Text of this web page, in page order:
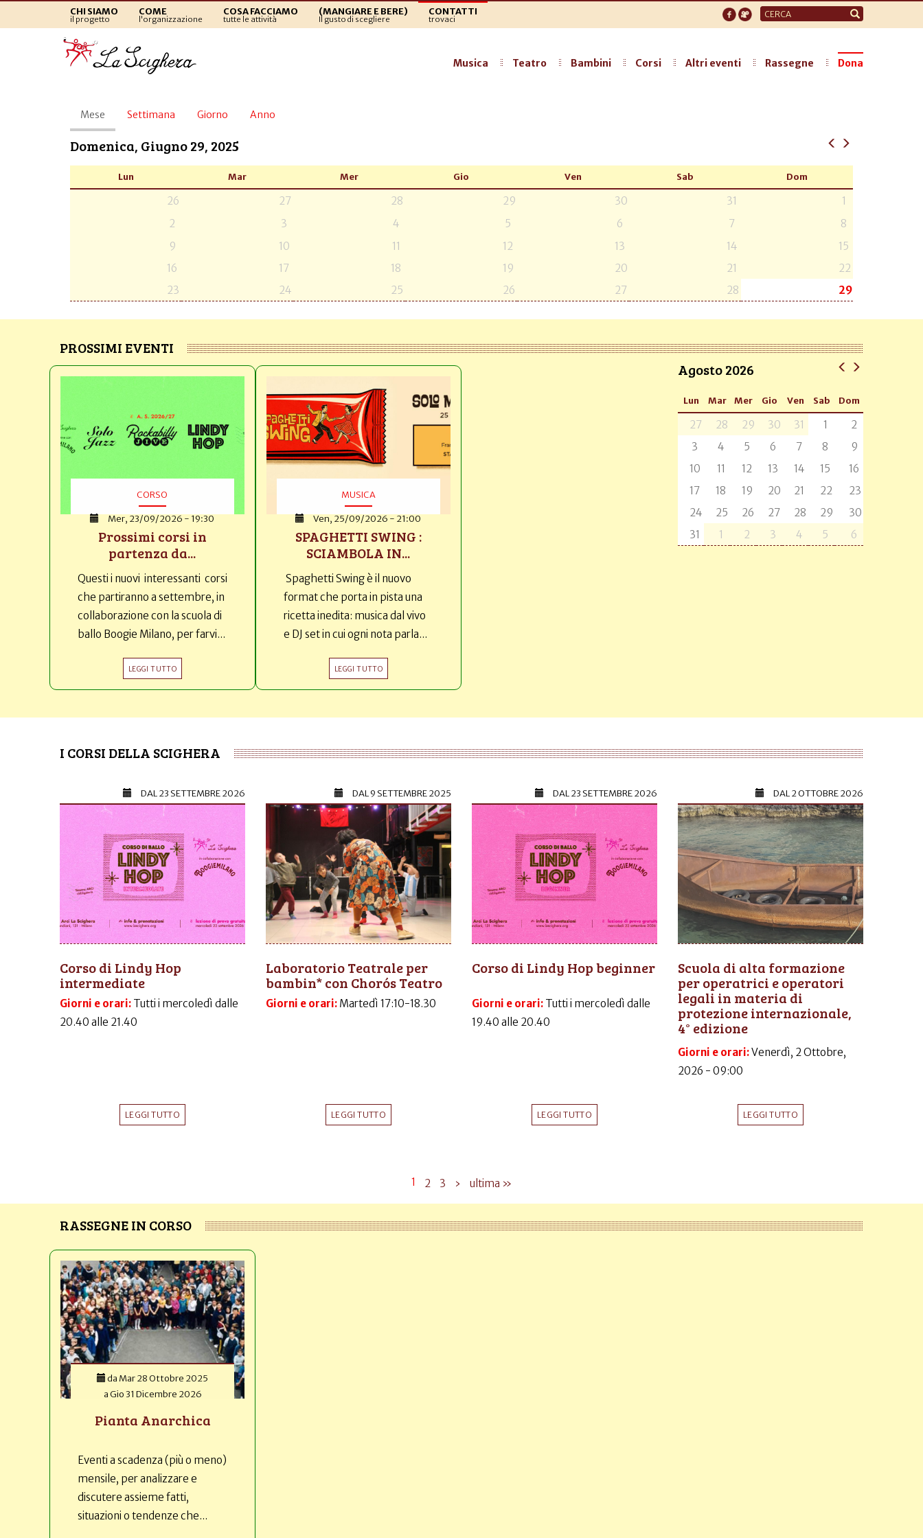
CHI SIAMO
il progetto
COME
l'organizzazione
COSA FACCIAMO
tutte le attività
(MANGIARE E BERE)
Il gusto di scegliere
CONTATTI
trovaci
Form
di
Musica Teatro Bambini Corsi Altri eventi Rassegne Dona
Schede
primarie
Mese (scheda
attiva)
Settimana Giorno Anno
Domenica, Giugno 29, 2025
Lun Mar Mer Gio Ven Sab Dom
26 27 28 29 30 31
1
2
3 4 5 6 7
8
9
10 11 12 13 14
15
16
17 18 19 20 21
22
23
24 25 26 27 28 29
PROSSIMI EVENTI
CORSO
Mer, 23/09/2026 - 19:30
Prossimi corsi in
partenza da...
Questi i nuovi interessanti corsi
che partiranno a settembre, in
collaborazione con la scuola di
ballo Boogie Milano, per farvi...
LEGGI TUTTO
MUSICA
Ven, 25/09/2026 - 21:00
SPAGHETTI SWING :
SCIAMBOLA IN...
Spaghetti Swing è il nuovo
format che porta in pista una
ricetta inedita: musica dal vivo
e DJ set in cui ogni nota parla...
LEGGI TUTTO
Agosto 2026
Lun Mar Mer Gio Ven Sab Dom
27 28 29 30 31 1
2
3
4 5 6 7 8
9
10
11 12 13 14 15
16
17
18 19 20 21 22
23
24
25 26 27 28 29
30
31
1 2 3 4 5 6
I CORSI DELLA SCIGHERA
DAL23 SETTEMBRE 2026
Corso di Lindy Hop
intermediate
Giorni e orari: Tutti i mercoledì dalle
20.40 alle 21.40
LEGGI TUTTO
DAL9 SETTEMBRE 2025
Laboratorio Teatrale per
bambin* con Chorós Teatro
Giorni e orari: Martedì 17:10-18.30
LEGGI TUTTO
DAL23 SETTEMBRE 2026
Corso di Lindy Hop beginner
Giorni e orari: Tutti i mercoledì dalle
19.40 alle 20.40
LEGGI TUTTO
DAL2 OTTOBRE 2026
Scuola di alta formazione
per operatrici e operatori
legali in materia di
protezione internazionale,
4° edizione
Giorni e orari:Venerdì, 2 Ottobre,
2026 - 09:00
LEGGI TUTTO
1 2 3 › ultima »
RASSEGNE IN CORSO
da Mar 28 Ottobre 2025
aGio 31 Dicembre 2026
Pianta Anarchica
Eventi a scadenza (più o meno)
mensile, per analizzare e
discutere assieme fatti,
situazioni o tendenze che...